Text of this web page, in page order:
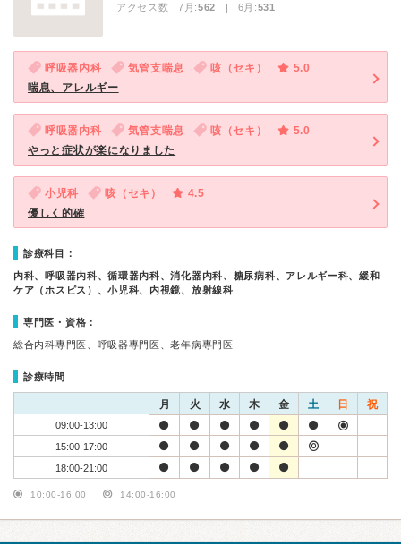
アクセス数 7月:562 | 6月:531
呼吸器内科 気管支喘息 咳（セキ）
5.0
喘息、アレルギー
呼吸器内科 気管支喘息 咳（セキ）
5.0
やっと症状が楽になりました
小児科 咳（セキ）
4.5
優しく的確
診療科目：
内科、呼吸器内科、循環器内科、消化器内科、糖尿病科、アレルギー科、緩和
ケア（ホスピス）、小児科、内視鏡、放射線科
専門医・資格：
総合内科専門医、呼吸器専門医、老年病専門医
診療時間
月 火 水 木 金 土 日 祝
09:00-13:00
15:00-17:00
18:00-21:00
10:00-16:00 14:00-16:00